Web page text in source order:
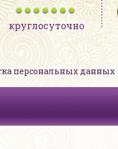
круглосуточно
персональных данных